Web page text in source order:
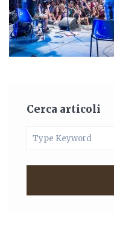
Cerca articoli